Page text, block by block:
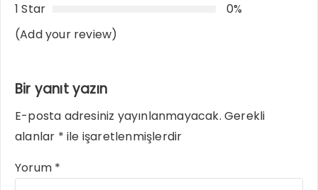
1 Star
0%
(Add your review)
Bir yanıt yazın
E-posta adresiniz yayınlanmayacak. Gerekli
alanlar * ile işaretlenmişlerdir
Yorum *